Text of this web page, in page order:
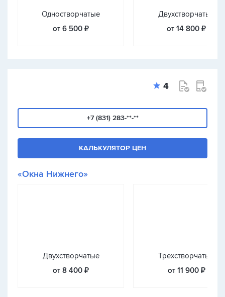
Одностворчатые
от 6 500 ₽
Двухстворчатые
от 14 800 ₽
4
+7 (831) 283-**-**
КАЛЬКУЛЯТОР ЦЕН
«Окна Нижнего»
Двухстворчатые
от 8 400 ₽
Трехстворчатые
от 11 900 ₽